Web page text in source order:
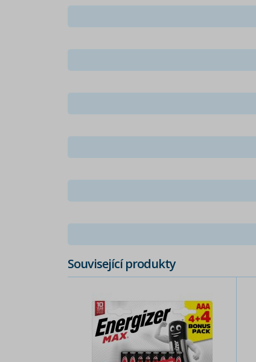
Související produkty